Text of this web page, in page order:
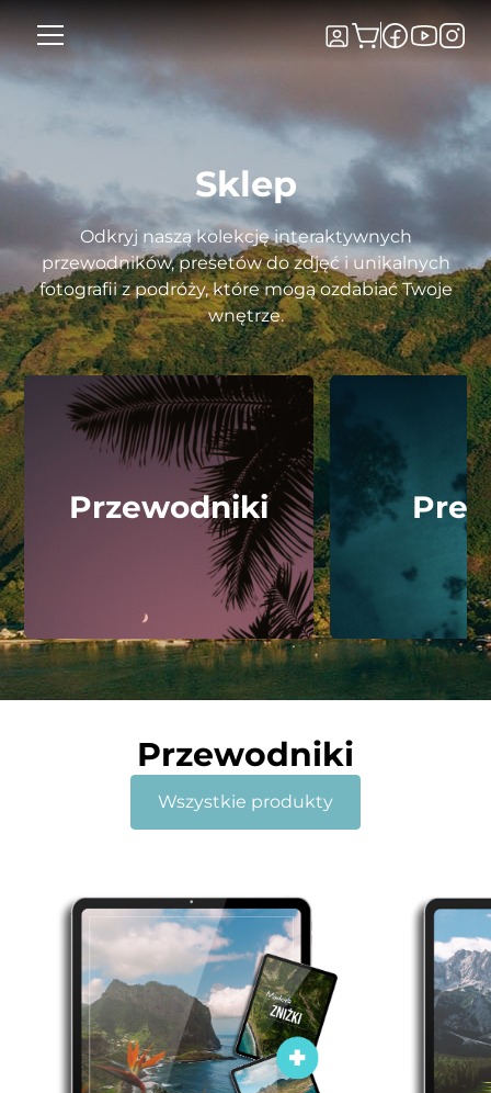
Sklep
Odkryj naszą kolekcję interaktywnych
przewodników, presetów do zdjęć i unikalnych
fotografii z podróży, które mogą ozdabiać Twoje
wnętrze.
Przewodniki
Przewodniki
Wszystkie produkty